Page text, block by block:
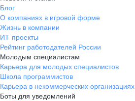
Блог
О компаниях в игровой форме
Жизнь в компании
ИТ-проекты
Рейтинг работодателей России
Молодым специалистам
Карьера для молодых специалистов
Школа программистов
Карьера в некоммерческих организациях
Боты для уведомлений